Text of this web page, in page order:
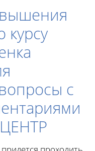
курсу
с